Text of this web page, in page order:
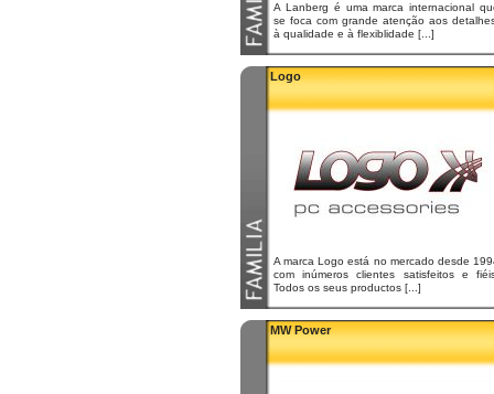
A Lanberg é uma marca internacional
se foca com grande atenção aos
à qualidade e à flexiblidade [...]
Logo
A marca Logo está no mercado desde
com inúmeros clientes satisfeitos e
Todos os seus productos [...]
MW Power